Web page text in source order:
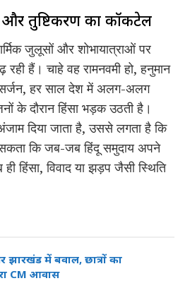
और तुष्टिकरण का कॉकटेल
जुलूसों और शोभायात्राओं पर
रही हैं। चाहे वह रामनवमी हो, हनुमान
हर साल देश में अलग-अलग
के दौरान हिंसा भड़क उठती है।
दिया जाता है, उससे लगता है कि
कि जब-जब हिंदू समुदाय अपने
हिंसा, विवाद या झड़प जैसी स्थिति
पर झारखंड में बवाल, छात्रों का
CM आवास